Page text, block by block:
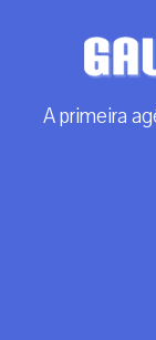
A primeira